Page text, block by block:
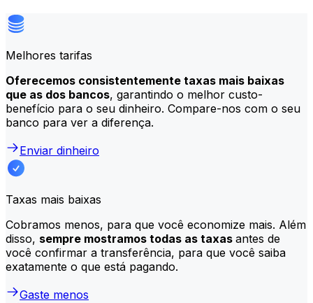
Melhores tarifas
Oferecemos consistentemente taxas mais baixas
que as dos bancos, garantindo o melhor custo-
benefício para o seu dinheiro. Compare-nos com o seu
banco para ver a diferença.
Enviar dinheiro
Taxas mais baixas
Cobramos menos, para que você economize mais. Além
disso, sempre mostramos todas as taxas antes de
você confirmar a transferência, para que você saiba
exatamente o que está pagando.
Gaste menos